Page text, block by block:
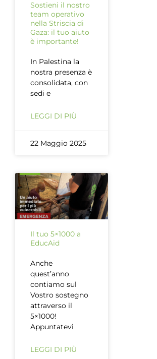
Sostieni il nostro
team operativo
nella Striscia di
Gaza: il tuo aiuto
è importante!
In Palestina la
nostra presenza è
consolidata, con
sedi e
LEGGI DI PIÙ
22 Maggio 2025
Il tuo 5×1000 a
EducAid
Anche
quest’anno
contiamo sul
Vostro sostegno
attraverso il
5×1000!
Appuntatevi
LEGGI DI PIÙ